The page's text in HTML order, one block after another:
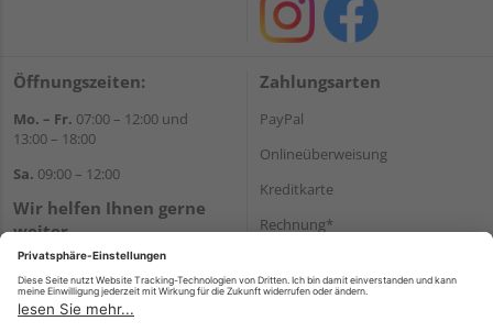
Öffnungszeiten:
Mo. – Fr. 07:00 – 12:00 und
13:00 – 18:00
Sa. 09:00 – 12:00
Wir helfen Ihnen gerne
weiter
Tel.:+49 8122 14197
E-Mail:vertrieb@holz-liebl.de
Zahlungsarten
PayPal
Onlineüberweisung
Kreditkarte
Rechnung*
Versand